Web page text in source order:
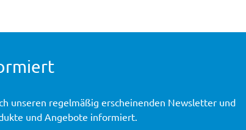
unseren regelmäßig erscheinenden Newsletter und
und Angebote informiert.